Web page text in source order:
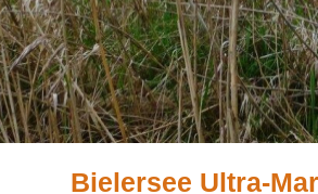
Bielersee Ultra-